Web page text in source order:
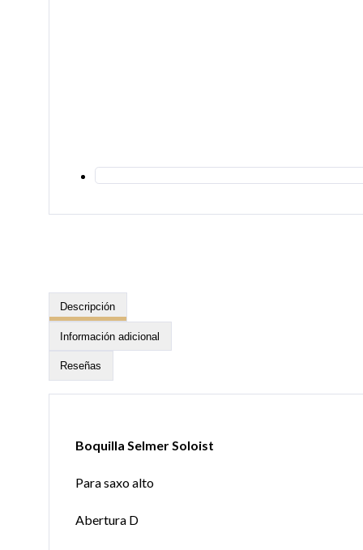
Descripción
Información adicional
Reseñas
Boquilla Selmer Soloist
Para saxo alto
Abertura D